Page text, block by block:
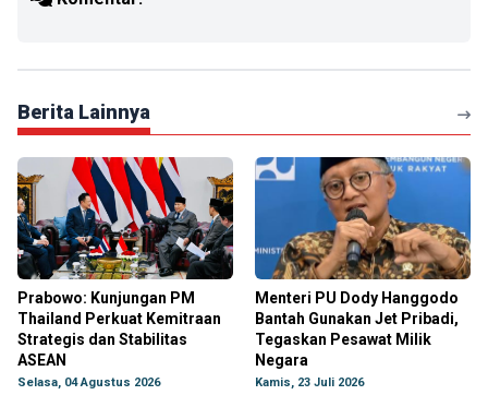
Berita Lainnya
Prabowo: Kunjungan PM
Thailand Perkuat Kemitraan
Strategis dan Stabilitas
ASEAN
Selasa, 04 Agustus 2026
Menteri PU Dody Hanggodo
Bantah Gunakan Jet Pribadi,
Tegaskan Pesawat Milik
Negara
Kamis, 23 Juli 2026